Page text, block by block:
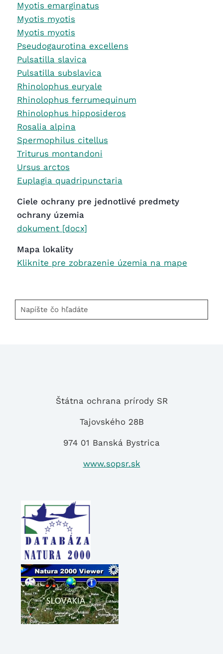
Myotis emarginatus
Myotis myotis
Myotis myotis
Pseudogaurotina excellens
Pulsatilla slavica
Pulsatilla subslavica
Rhinolophus euryale
Rhinolophus ferrumequinum
Rhinolophus hipposideros
Rosalia alpina
Spermophilus citellus
Triturus montandoni
Ursus arctos
Euplagia quadripunctaria
Ciele ochrany pre jednotlivé predmety
ochrany územia
dokument [docx]
Mapa lokality
Kliknite pre zobrazenie územia na mape
Napíšte
čo
Štátna ochrana prírody SR
Tajovského 28B
974 01 Banská Bystrica
www.sopsr.sk